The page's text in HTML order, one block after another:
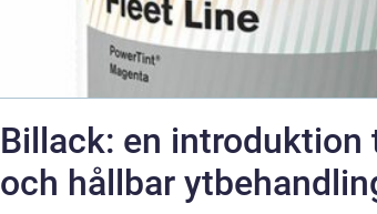
Billack: en introduktion
och hållbar